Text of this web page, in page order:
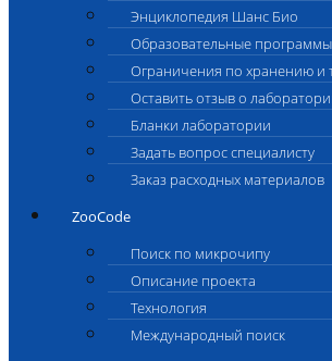
Энциклопедия Шанс Био
Образовательные программы
Ограничения по хранению и
Оставить отзыв о
Бланки лаборатории
Задать вопрос специалисту
Заказ расходных материалов
ZooCode
Поиск по микрочипу
Описание проекта
Технология
Международный поиск